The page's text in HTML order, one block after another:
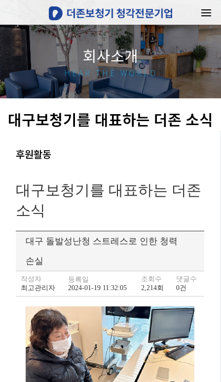
회사소개
HEAR THE WORLD
대구보청기를 대표하는 더존 소식
후원활동
대구보청기를 대표하는 더존
소식
대구 돌발성난청 스트레스로 인한 청력
손실
작성자
최고관리자
등록일
2024-01-19 11:32:05
조회수
2,214회
댓글수
0건